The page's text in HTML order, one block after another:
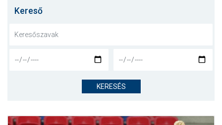
JEGYÉRTÉKESÍTÉS
NYITÓLAP
CSAPATOK
Kereső
KERESÉS